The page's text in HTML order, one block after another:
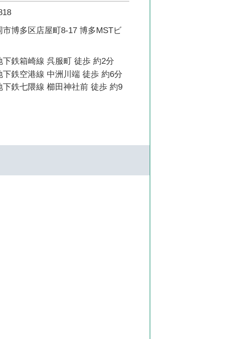
市博多区店屋町8-17 博多MSTビ
下鉄箱崎線 呉服町 徒歩 約2分
下鉄空港線 中洲川端 徒歩 約6分
下鉄七隈線 櫛田神社前 徒歩 約9